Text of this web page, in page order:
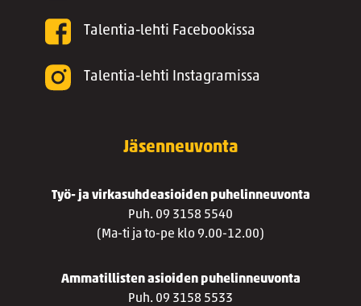
Talentia-lehti Facebookissa
Talentia-lehti Instagramissa
Jäsenneuvonta
Työ- ja virkasuhdeasioiden puhelinneuvonta
Puh. 09 3158 5540
(Ma-ti ja to-pe klo 9.00-12.00)
Ammatillisten asioiden puhelinneuvonta
Puh. 09 3158 5533